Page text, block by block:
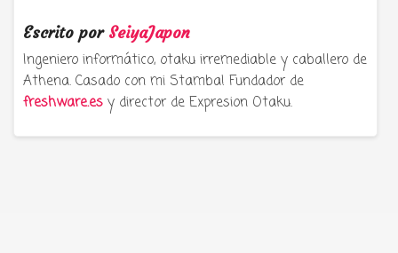
Escrito por SeiyaJapon
Ingeniero informático, otaku irremediable y caballero de
Athena. Casado con mi Stamba! Fundador de
freshware.es y director de Expresion Otaku.